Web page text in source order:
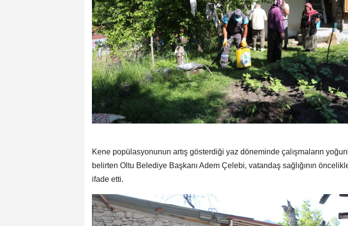
Kene popülasyonunun artış gösterdiği yaz döneminde çalışmaların
belirten Oltu Belediye Başkanı Adem Çelebi, vatandaş sağlığının
ifade etti.